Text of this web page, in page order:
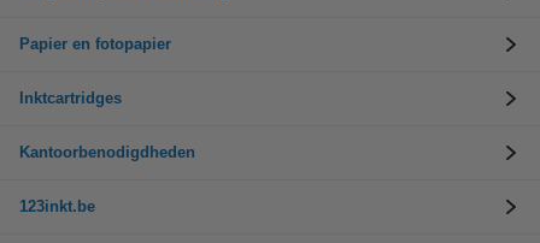
Papier en fotopapier
Inktcartridges
Kantoorbenodigdheden
123inkt.be